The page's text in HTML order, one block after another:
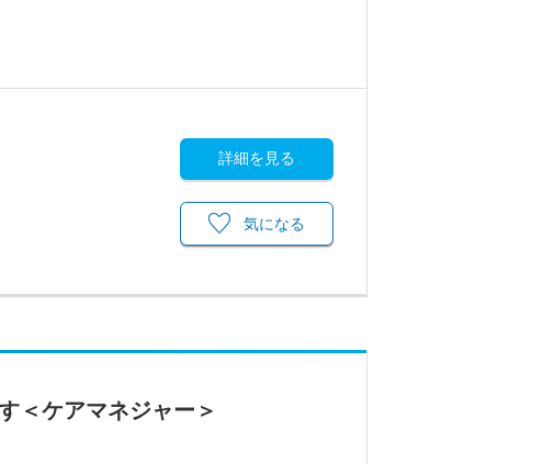
詳細を見る
気になる
＜ケアマネジャー＞